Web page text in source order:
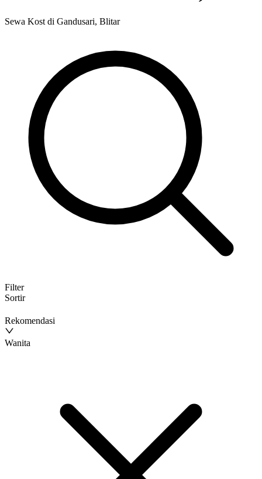
Sewa Kost di Gandusari, Blitar
Filter
Sortir
Rekomendasi
Wanita